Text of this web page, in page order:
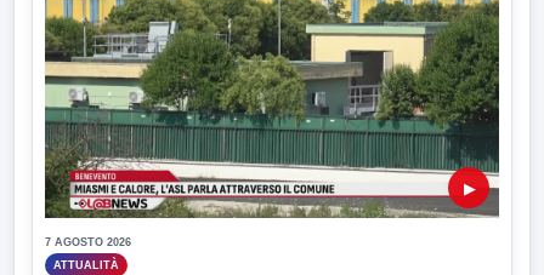
▶
7 AGOSTO 2026
ATTUALITÀ